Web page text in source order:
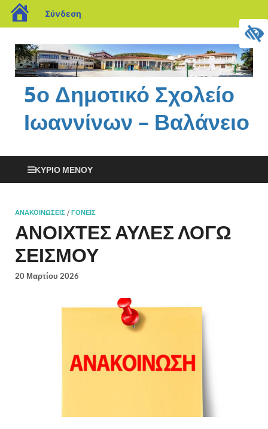
Σύνδεση
5ο Δημοτικό Σχολείο
Ιωαννίνων – Βαλάνειο
ΚΎΡΙΟ ΜΕΝΟΎ
ΑΝΑΚΟΙΝΏΣΕΙΣ /ΓΟΝΕΊΣ
ΑΝΟΙΧΤΕΣ ΑΥΛΕΣ ΛΟΓΩ
ΣΕΙΣΜΟΥ
20 Μαρτίου 2026